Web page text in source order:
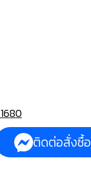
ติดต่อสั่งซื้อ